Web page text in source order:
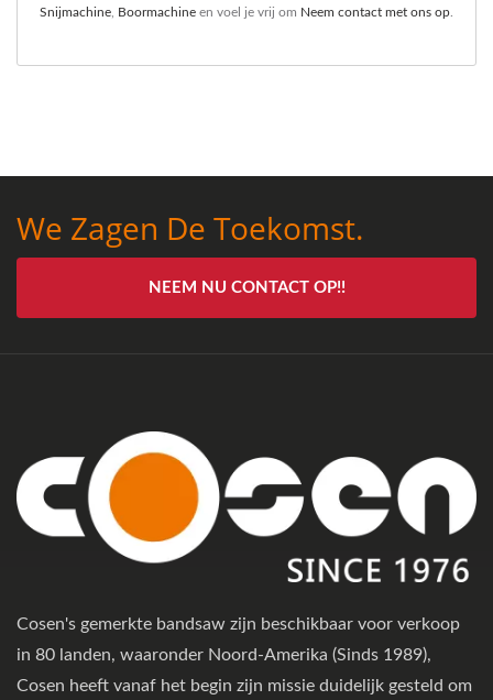
Snijmachine Boormachine en voel je vrij om Neem contact met ons op
We Zagen De Toekomst.
NEEM NU CONTACT OP!!
Cosen's gemerkte bandsaw zijn beschikbaar voor verkoop
in 80 landen, waaronder Noord-Amerika (Sinds 1989),
Cosen heeft vanaf het begin zijn missie duidelijk gesteld om